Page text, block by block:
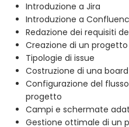
Introduzione a Jira
Introduzione a
Redazione dei requisiti
Creazione di un progetto
Tipologie di issue
Costruzione di una
Configurazione del
progetto
Campi e schermate
Gestione ottimale di un